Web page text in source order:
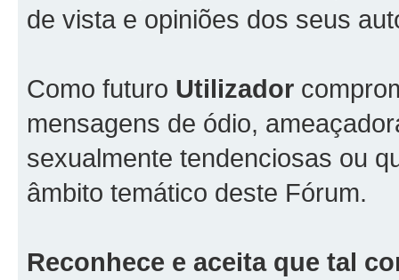
de vista e opiniões dos seus
Como futuro Utilizador
mensagens de ódio,
sexualmente tendenciosas ou
âmbito temático deste Fórum.
Reconhece e aceita que tal